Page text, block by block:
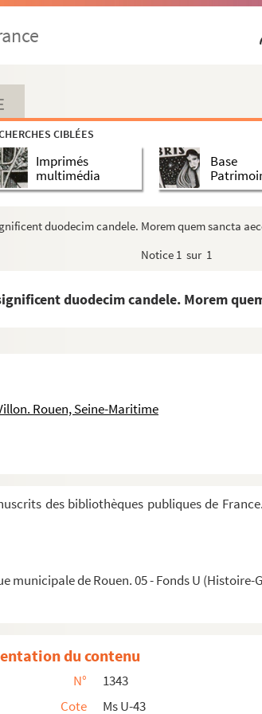
CIBLÉES
Imprimés
multimédia
Base
duodecim candele. Morem quem sancta
Notice 1 sur 1
duodecim candele. Morem
Rouen, Seine-Maritime
des bibliothèques publiques de
municipale de Rouen. 05 - Fonds U (Histoire-
— 1813
Annus iste primus est secundi saeculi cui co...
de Basville, en l'année 1697, par ordre d...
du contenu
N°
1343
Cote
Ms U-43